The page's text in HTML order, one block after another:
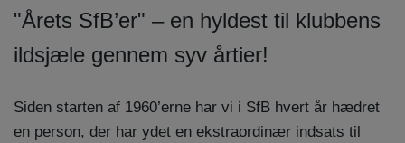
"Årets SfB’er" – en hyldest til klubbens
ildsjæle gennem syv årtier!
Siden starten af 1960’erne har vi i SfB hvert år hædret
en person, der har ydet en ekstraordinær indsats til